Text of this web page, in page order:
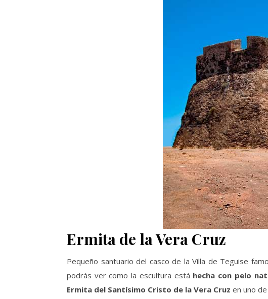
Ermita de la Vera Cruz
Pequeño santuario del casco de la Villa de Teguise
podrás ver como la escultura está hecha con pelo
Ermita del Santísimo Cristo de la Vera Cruz en uno